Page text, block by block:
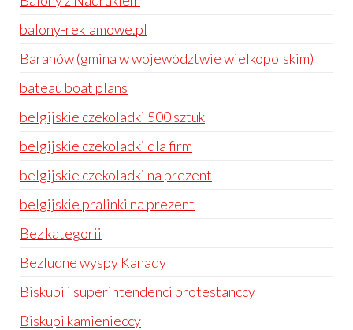
balony-reklamowe.pl
Baranów (gmina w województwie wielkopolskim)
bateau boat plans
belgijskie czekoladki 500 sztuk
belgijskie czekoladki dla firm
belgijskie czekoladki na prezent
belgijskie pralinki na prezent
Bez kategorii
Bezludne wyspy Kanady
Biskupi i superintendenci protestanccy
Biskupi kamienieccy